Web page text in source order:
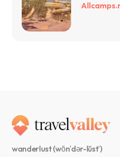
wanderlust (wŏn′dər-lŭst′)